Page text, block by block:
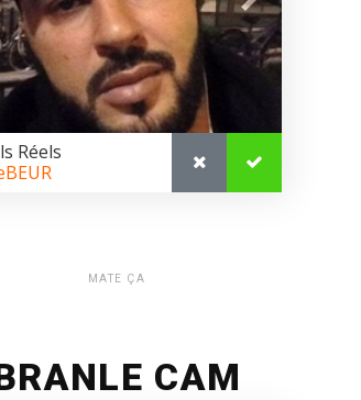
MATE ÇA
CAM